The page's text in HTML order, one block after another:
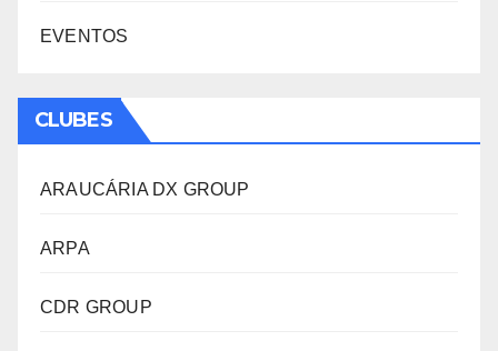
EVENTOS
CLUBES
ARAUCÁRIA DX GROUP
ARPA
CDR GROUP